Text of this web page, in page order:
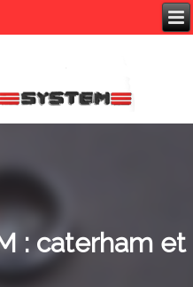
: caterham et